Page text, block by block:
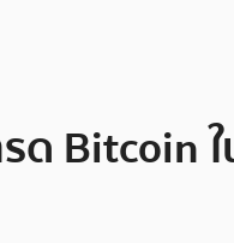
Bitcoin